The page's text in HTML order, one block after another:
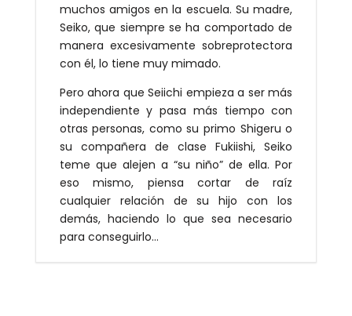
muchos amigos en la escuela. Su madre,
Seiko, que siempre se ha comportado de
manera excesivamente sobreprotectora
con él, lo tiene muy mimado.
Pero ahora que Seiichi empieza a ser más
independiente y pasa más tiempo con
otras personas, como su primo Shigeru o
su compañera de clase Fukiishi, Seiko
teme que alejen a “su niño” de ella. Por
eso mismo, piensa cortar de raíz
cualquier relación de su hijo con los
demás, haciendo lo que sea necesario
para conseguirlo…